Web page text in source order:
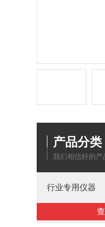
产品分类
我们相信好的产
行业专用仪器